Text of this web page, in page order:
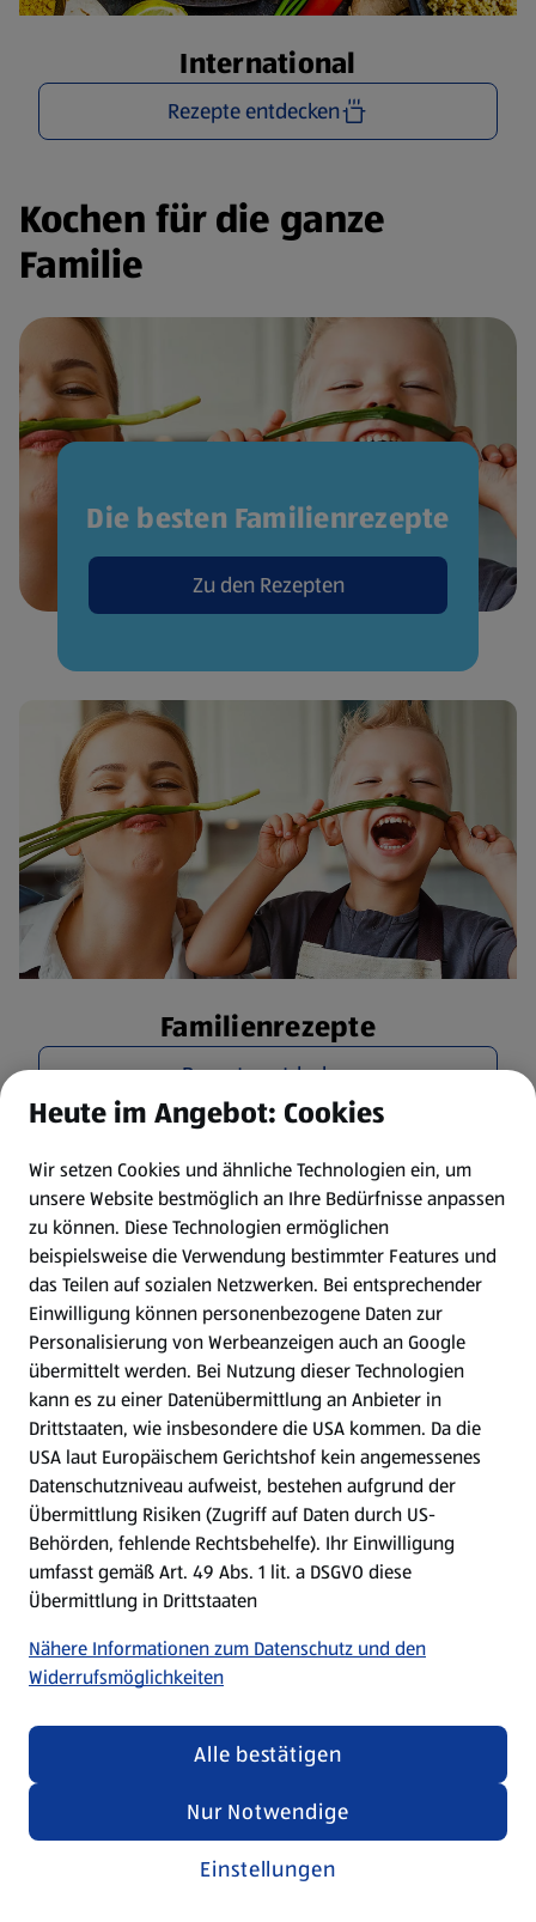
International
Rezepte entdecken
Kochen für die ganze
Familie
Die besten Familienrezepte
Zu den Rezepten
Familienrezepte
Rezepte entdecken
Kochen für Kinder
Rezepte entdecken
Heute im Angebot: Cookies
Wir setzen Cookies und ähnliche Technologien ein, um
unsere Website bestmöglich an Ihre Bedürfnisse anpassen
zu können. Diese Technologien ermöglichen
beispielsweise die Verwendung bestimmter Features und
das Teilen auf sozialen Netzwerken. Bei entsprechender
Einwilligung können personenbezogene Daten zur
Personalisierung von Werbeanzeigen auch an Google
übermittelt werden. Bei Nutzung dieser Technologien
kann es zu einer Datenübermittlung an Anbieter in
Drittstaaten, wie insbesondere die USA kommen. Da die
USA laut Europäischem Gerichtshof kein angemessenes
Datenschutzniveau aufweist, bestehen aufgrund der
Übermittlung Risiken (Zugriff auf Daten durch US-
Behörden, fehlende Rechtsbehelfe). Ihr Einwilligung
umfasst gemäß Art. 49 Abs. 1 lit. a DSGVO diese
Übermittlung in Drittstaaten
Nähere Informationen zum Datenschutz und den
Widerrufsmöglichkeiten
Einstellungen
Nur Notwendige
Alle bestätigen